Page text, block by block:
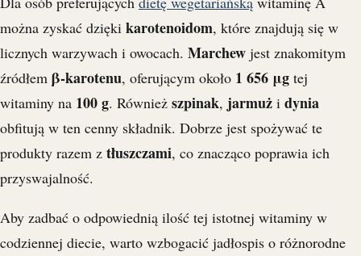
można zyskać dzięki karotenoidom, które znajdują się w
licznych warzywach i owocach. Marchew jest znakomitym
źródłem β-karotenu, oferującym około 1 656 μg tej
witaminy na 100 g. Również szpinak, jarmuż i dynia
obfitują w ten cenny składnik. Dobrze jest spożywać te
produkty razem z tłuszczami, co znacząco poprawia ich
przyswajalność.
Aby zadbać o odpowiednią ilość tej istotnej witaminy w
codziennej diecie, warto wzbogacić jadłospis o różnorodne